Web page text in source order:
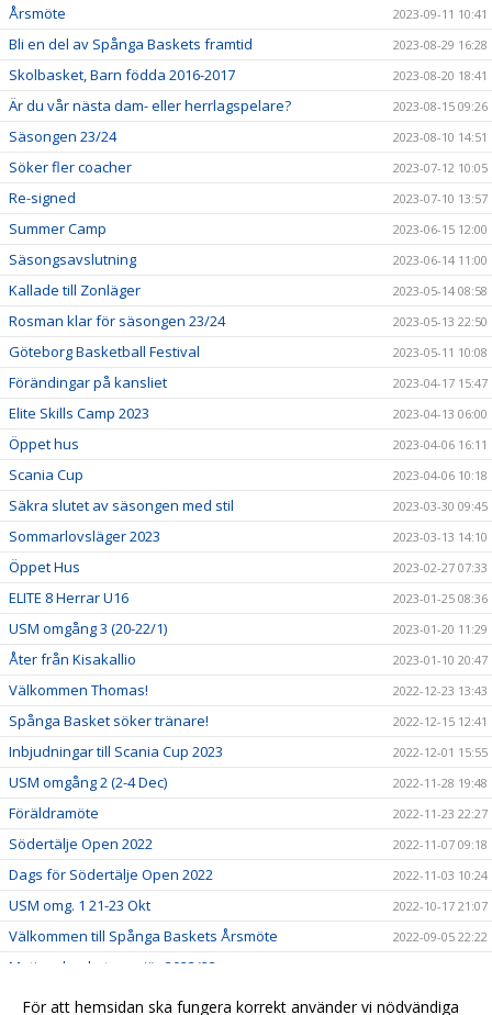
Årsmöte 2023-09-11 10:41
Bli en del av Spånga Baskets framtid 2023-08-29 16:28
Skolbasket, Barn födda 2016-2017 2023-08-20 18:41
Är du vår nästa dam- eller herrlagspelare? 2023-08-15 09:26
Säsongen 23/24 2023-08-10 14:51
Söker fler coacher 2023-07-12 10:05
Re-signed 2023-07-10 13:57
Summer Camp 2023-06-15 12:00
Säsongsavslutning 2023-06-14 11:00
Kallade till Zonläger 2023-05-14 08:58
Rosman klar för säsongen 23/24 2023-05-13 22:50
Göteborg Basketball Festival 2023-05-11 10:08
Förändingar på kansliet 2023-04-17 15:47
Elite Skills Camp 2023 2023-04-13 06:00
Öppet hus 2023-04-06 16:11
Scania Cup 2023-04-06 10:18
Säkra slutet av säsongen med stil 2023-03-30 09:45
Sommarlovsläger 2023 2023-03-13 14:10
Öppet Hus 2023-02-27 07:33
ELITE 8 Herrar U16 2023-01-25 08:36
USM omgång 3 (20-22/1) 2023-01-20 11:29
Åter från Kisakallio 2023-01-10 20:47
Välkommen Thomas! 2022-12-23 13:43
Spånga Basket söker tränare! 2022-12-15 12:41
Inbjudningar till Scania Cup 2023 2022-12-01 15:55
USM omgång 2 (2-4 Dec) 2022-11-28 19:48
Föräldramöte 2022-11-23 22:27
Södertälje Open 2022 2022-11-07 09:18
Dags för Södertälje Open 2022 2022-11-03 10:24
USM omg. 1 21-23 Okt 2022-10-17 21:07
Välkommen till Spånga Baskets Årsmöte 2022-09-05 22:22
Motionsbasketpremiär 2022/23
Börja spela eller coacha i Spånga Basket! 2022-06-27 16:08
För att hemsidan ska fungera korrekt använder vi nödvändiga